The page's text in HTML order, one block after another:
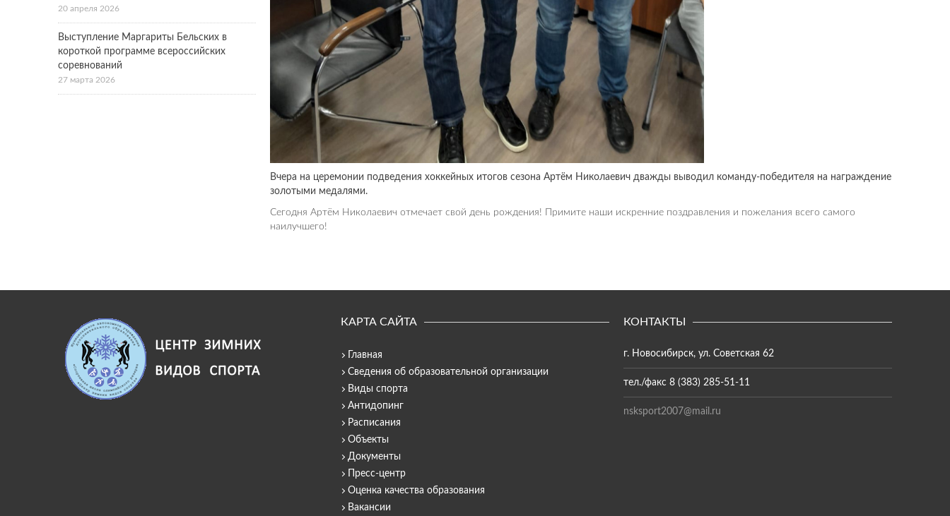
Вчера на церемонии подведения хоккейных итогов сезона Артём Николаевич дважды выводил команду-победителя на награждение
золотыми медалями.
Сегодня Артём Николаевич отмечает свой день рождения! Примите наши искренние поздравления и пожелания всего самого
наилучшего!
20 апреля 2026
Выступление Маргариты Бельских в
короткой программе всероссийских
соревнований
27 марта 2026
КАРТА САЙТА
Главная
Сведения об образовательной организации
Виды спорта
Антидопинг
Расписания
Объекты
Документы
Пресс-центр
Оценка качества образования
Вакансии
КОНТАКТЫ
г. Новосибирск, ул. Советская 62
тел./факс 8 (383) 285-51-11
nsksport2007@mail.ru